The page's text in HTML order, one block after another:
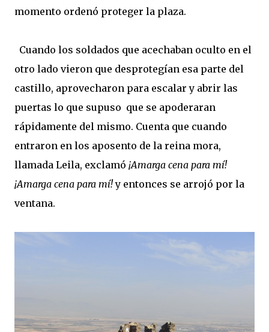
momento ordenó proteger la plaza.
Cuando los soldados que acechaban oculto en el
otro lado vieron que desprotegían esa parte del
castillo, aprovecharon para escalar y abrir las
puertas lo que supuso que se apoderaran
rápidamente del mismo. Cuenta que cuando
entraron en los aposento de la reina mora,
llamada Leila, exclamó ¡Amarga cena para mí!
¡Amarga cena para mí!y entonces se arrojó por la
ventana.